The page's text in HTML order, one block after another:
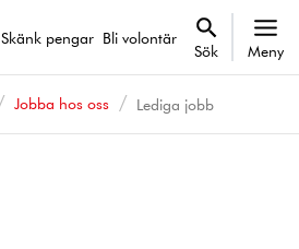
Skänk pengar Bli volontär
Sök Meny
Jobba hos oss Lediga jobb